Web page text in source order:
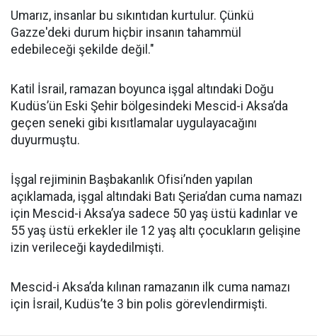
Umarız, insanlar bu sıkıntıdan kurtulur. Çünkü
Gazze'deki durum hiçbir insanın tahammül
edebileceği şekilde değil."
Katil İsrail, ramazan boyunca işgal altındaki Doğu
Kudüs’ün Eski Şehir bölgesindeki Mescid-i Aksa’da
geçen seneki gibi kısıtlamalar uygulayacağını
duyurmuştu.
İşgal rejiminin Başbakanlık Ofisi’nden yapılan
açıklamada, işgal altındaki Batı Şeria’dan cuma namazı
için Mescid-i Aksa’ya sadece 50 yaş üstü kadınlar ve
55 yaş üstü erkekler ile 12 yaş altı çocukların gelişine
izin verileceği kaydedilmişti.
Mescid-i Aksa’da kılınan ramazanın ilk cuma namazı
için İsrail, Kudüs’te 3 bin polis görevlendirmişti.